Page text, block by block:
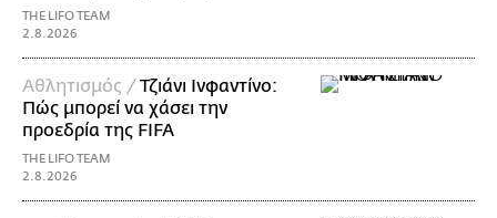
THE LIFO TEAM
2.8.2026
Αθλητισμός / Τζιάνι Ινφαντίνο:
Πώς μπορεί να χάσει την
προεδρία της FIFA
THE LIFO TEAM
2.8.2026